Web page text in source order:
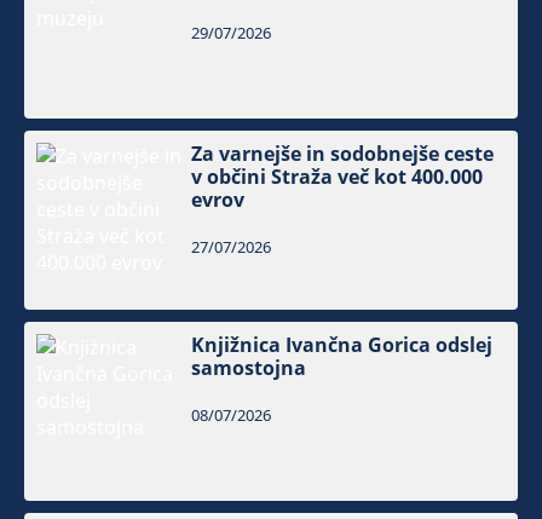
29/07/2026
Za varnejše in sodobnejše ceste
v občini Straža več kot 400.000
evrov
27/07/2026
Knjižnica Ivančna Gorica odslej
samostojna
08/07/2026